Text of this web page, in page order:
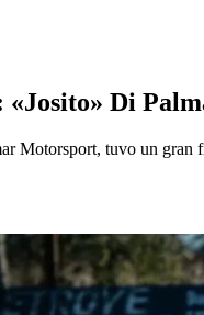
Di
Motorsport, tuvo un gran